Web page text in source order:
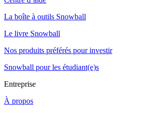
La boîte à outils Snowball
Le livre Snowball
Nos produits préférés pour investir
Snowball pour les étudiant(e)s
Entreprise
À propos